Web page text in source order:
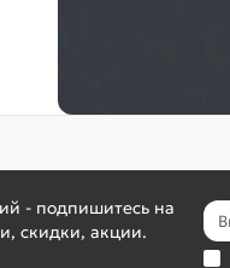
- подпишитесь на
скидки, акции.